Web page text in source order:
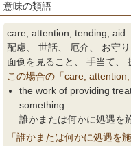
意味の類語
care, attention, tending, aid
配慮、 世話、 厄介、 お守
面倒を見ること、 手当て、
この場合の「care,
the work of providing
something
誰かまたは何かに処遇を
「誰かまたは何かに処遇を